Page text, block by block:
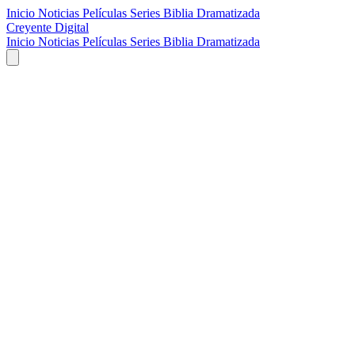
Inicio Noticias Películas Series Biblia Dramatizada
Creyente Digital
Inicio Noticias Películas Series Biblia Dramatizada